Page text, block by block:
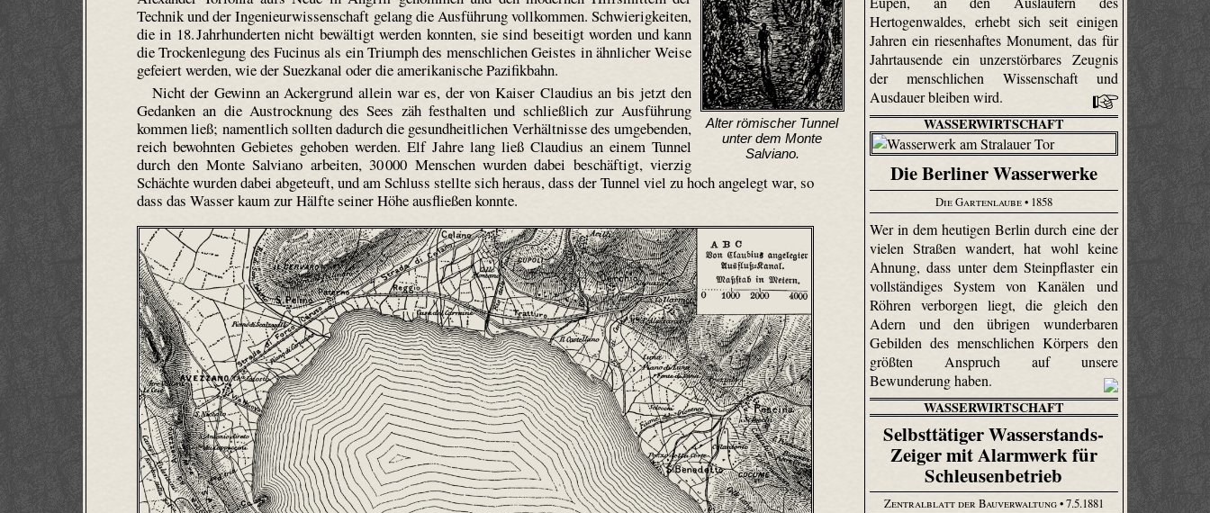
Alter römischer Tunnel
unter dem Monte
Salviano.
Technik und der Ingenieurwissenschaft gelang die Ausführung vollkommen. Schwierigkeiten,
die in 18. Jahrhunderten nicht bewältigt werden konnten, sie sind beseitigt worden und kann
die Trockenlegung des Fucinus als ein Triumph des menschlichen Geistes in ähnlicher Weise
gefeiert werden, wie der Suezkanal oder die amerikanische Pazifik­bahn.
Nicht der Gewinn an Ackergrund allein war es, der von Kaiser Claudius an bis jetzt den
Gedanken an die Austrocknung des Sees zäh festhalten und schließlich zur Ausführung
kommen ließ; namentlich sollten dadurch die gesundheitlichen Verhältnisse des umgebenden,
reich bewohnten Gebietes gehoben werden. Elf Jahre lang ließ Claudius an einem Tunnel
durch den Monte Salviano arbeiten, 30 000 Menschen wurden dabei beschäftigt, vierzig
Schächte wurden dabei abgeteuft, und am Schluss stellte sich heraus, dass der Tunnel viel zu hoch angelegt war, so
dass das Wasser kaum zur Hälfte seiner Höhe ausfließen konnte.
Hertogenwaldes, erhebt sich seit einigen
Jahren ein riesenhaftes Monument, das für
Jahrtausende ein unzerstörbares Zeugnis
der menschlichen Wissenschaft und
Ausdauer bleiben wird.
WASSERWIRTSCHAFT
Die Berliner Wasserwerke
Die Gartenlaube• 1858
Wer in dem heutigen Berlin durch eine der
vielen Straßen wandert, hat wohl keine
Ahnung, dass unter dem Steinpflaster ein
vollständiges System von Kanälen und
Röhren verborgen liegt, die gleich den
Adern und den übrigen wunderbaren
Gebilden des menschlichen Körpers den
größten Anspruch auf unsere
Bewunderung haben.
WASSERWIRTSCHAFT
Selbsttätiger Wasserstands-
Zeiger mit Alarmwerk für
Schleusenbetrieb
Zentralblatt der Bauverwaltung• 7.5.1881